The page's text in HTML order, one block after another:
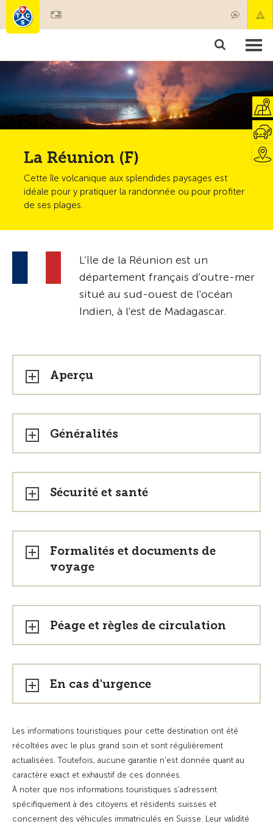
Membres & prestations
Tests, sécurité & santé
La Réunion (F)
Cette île volcanique aux splendides paysages est
idéale pour y pratiquer la randonnée ou pour profiter
de ses plages.
L’île de la Réunion est un
département français d'outre-mer
situé au sud-ouest de l'océan
Indien, à l'est de Madagascar.
Aperçu
Généralités
Sécurité et santé
Formalités et documents de
voyage
Péage et règles de circulation
En cas d'urgence
Les informations touristiques pour cette destination ont été
récoltées avec le plus grand soin et sont régulièrement
actualisées. Toutefois, aucune garantie n'est donnée quant au
caractère exact et exhaustif de ces données.
À noter que nos informations touristiques s'adressent
spécifiquement à des citoyens et résidents suisses et
concernent des véhicules immatriculés en Suisse. Leur validité